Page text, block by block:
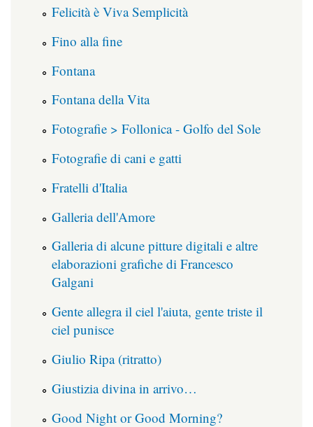
Felicità è Viva Semplicità
Fino alla fine
Fontana
Fontana della Vita
Fotografie > Follonica - Golfo del Sole
Fotografie di cani e gatti
Fratelli d'Italia
Galleria dell'Amore
Galleria di alcune pitture digitali e altre
elaborazioni grafiche di Francesco
Galgani
Gente allegra il ciel l'aiuta, gente triste il
ciel punisce
Giulio Ripa (ritratto)
Giustizia divina in arrivo…
Good Night or Good Morning?